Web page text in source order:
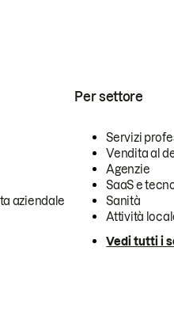
aziendale
Per settore
Servizi
Vendita al
Agenzie
SaaS e
Sanità
Attività
Vedi tutti i